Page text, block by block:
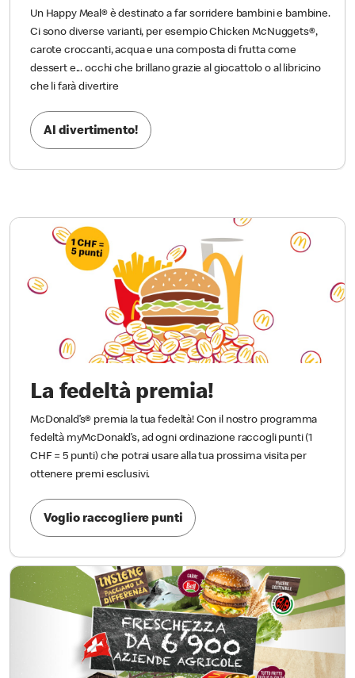
Un Happy Meal® è destinato a far sorridere bambini e bambine.
Ci sono diverse varianti, per esempio Chicken McNuggets®,
carote croccanti, acqua e una composta di frutta come
dessert e... occhi che brillano grazie al giocattolo o al libricino
che li farà divertire
Al divertimento!
La fedeltà premia!
McDonald’s® premia la tua fedeltà! Con il nostro programma
fedeltà myMcDonald’s, ad ogni ordinazione raccogli punti (1
CHF = 5 punti) che potrai usare alla tua prossima visita per
ottenere premi esclusivi.
Voglio raccogliere punti